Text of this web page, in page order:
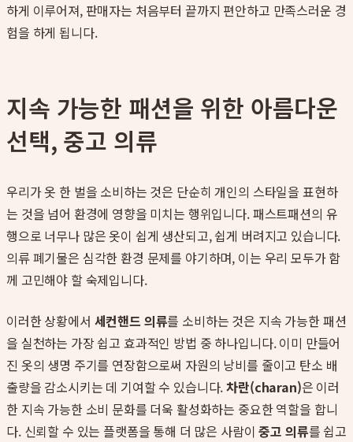
하게 이루어져, 판매자는 처음부터 끝까지 편안하고 만족스러운 경
험을 하게 됩니다.
지속 가능한 패션을 위한 아름다운
선택, 중고 의류
우리가 옷 한 벌을 소비하는 것은 단순히 개인의 스타일을 표현하
는 것을 넘어 환경에 영향을 미치는 행위입니다. 패스트패션의 유
행으로 너무나 많은 옷이 쉽게 생산되고, 쉽게 버려지고 있습니다.
의류 폐기물은 심각한 환경 문제를 야기하며, 이는 우리 모두가 함
께 고민해야 할 숙제입니다.
이러한 상황에서 세컨핸드 의류를 소비하는 것은 지속 가능한 패션
을 실천하는 가장 쉽고 효과적인 방법 중 하나입니다. 이미 만들어
진 옷의 생명 주기를 연장함으로써 자원의 낭비를 줄이고 탄소 배
출량을 감소시키는 데 기여할 수 있습니다.차란(charan)은 이러
한 지속 가능한 소비 문화를 더욱 활성화하는 중요한 역할을 합니
다. 신뢰할 수 있는 플랫폼을 통해 더 많은 사람이중고 의류를 쉽고